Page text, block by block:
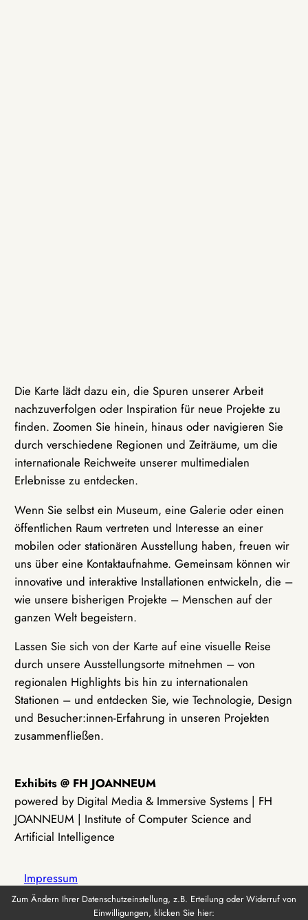
Die Karte lädt dazu ein, die Spuren unserer Arbeit
nachzuverfolgen oder Inspiration für neue Projekte zu
finden. Zoomen Sie hinein, hinaus oder navigieren Sie
durch verschiedene Regionen und Zeiträume, um die
internationale Reichweite unserer multimedialen
Erlebnisse zu entdecken.
Wenn Sie selbst ein Museum, eine Galerie oder einen
öffentlichen Raum vertreten und Interesse an einer
mobilen oder stationären Ausstellung haben, freuen wir
uns über eine Kontaktaufnahme. Gemeinsam können wir
innovative und interaktive Installationen entwickeln, die –
wie unsere bisherigen Projekte – Menschen auf der
ganzen Welt begeistern.
Lassen Sie sich von der Karte auf eine visuelle Reise
durch unsere Ausstellungsorte mitnehmen – von
regionalen Highlights bis hin zu internationalen
Stationen – und entdecken Sie, wie Technologie, Design
und Besucher:innen-Erfahrung in unseren Projekten
zusammenfließen.
Exhibits @ FH JOANNEUM
powered by Digital Media & Immersive Systems | FH
JOANNEUM | Institute of Computer Science and
Artificial Intelligence
Impressum
Zum Ändern Ihrer Datenschutzeinstellung, z.B. Erteilung oder Widerruf von
Einwilligungen, klicken Sie hier: